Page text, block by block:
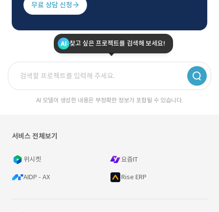
무료 상담 신청
찾고 싶은 프로젝트를 검색해 보세요!
AI 모델이 생성한 내용은 부정확한 정보가 포함될 수 있습니다.
서비스 전체보기
위시켓 요즘IT
AIDP - AX Rise ERP